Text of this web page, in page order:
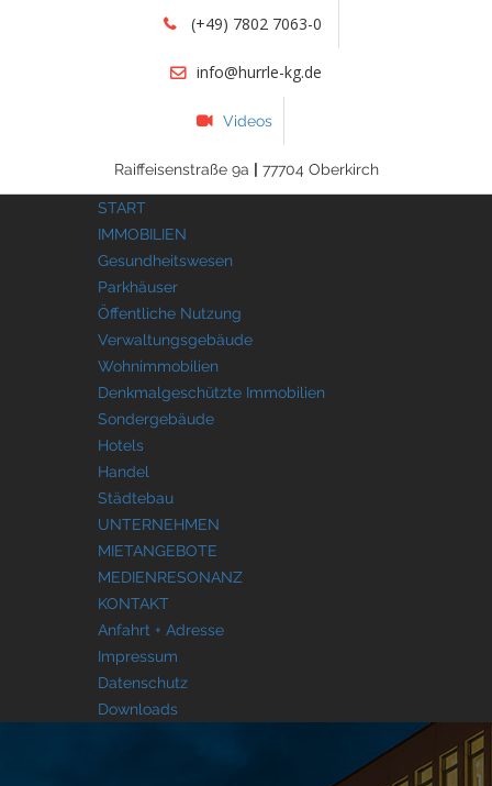
(+49) 7802 7063-0
info@hurrle-kg.de
Videos
Raiffeisenstraße 9a | 77704 Oberkirch
START
IMMOBILIEN
Gesundheitswesen
Parkhäuser
Öffentliche Nutzung
Verwaltungsgebäude
Wohnimmobilien
Denkmalgeschützte Immobilien
Sondergebäude
Hotels
Handel
Städtebau
UNTERNEHMEN
MIETANGEBOTE
MEDIENRESONANZ
KONTAKT
Anfahrt + Adresse
Impressum
Datenschutz
Downloads